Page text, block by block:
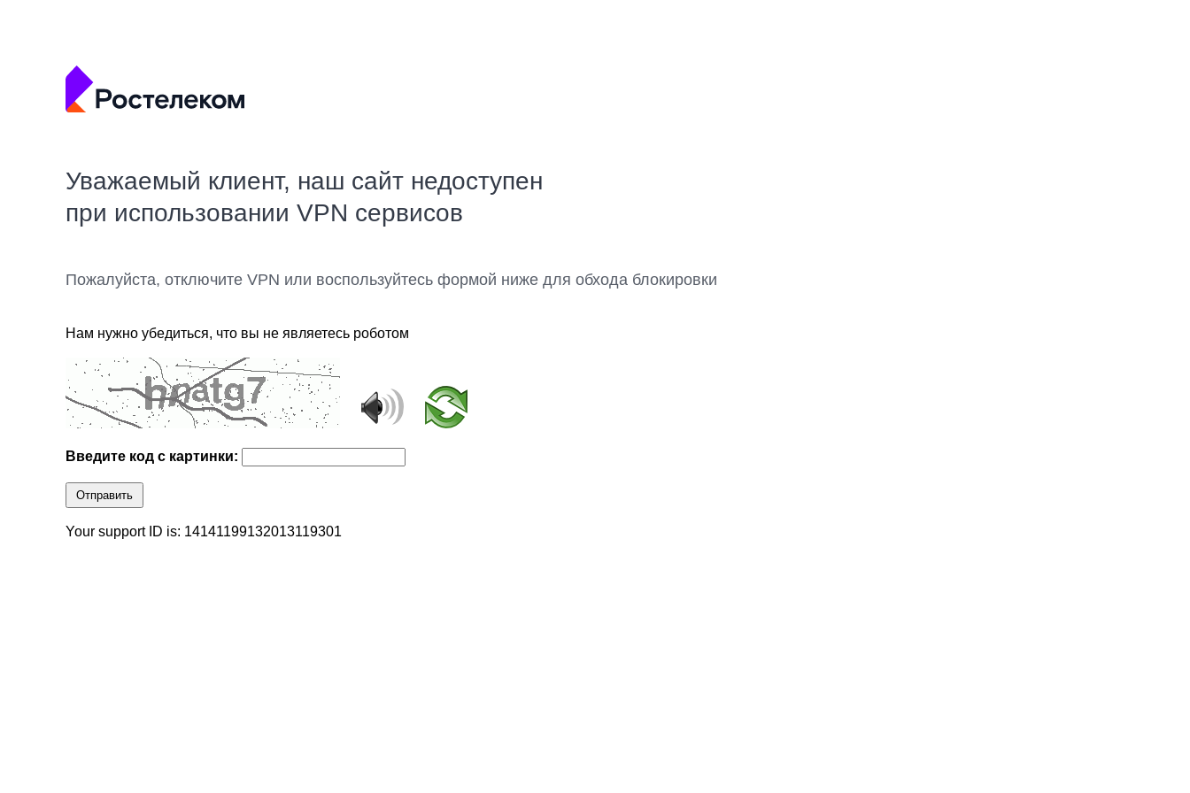
Уважаемый клиент, наш сайт недоступен
при использовании VPN сервисов
Пожалуйста, отключите VPN или воспользуйтесь формой ниже для обхода блокировки
Нам нужно убедиться, что вы не являетесь роботом
Введите код с картинки:
Отправить
Your support ID is: 14141199132013119301